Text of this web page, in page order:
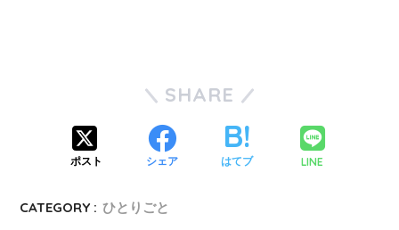
SHARE
ポスト シェア はてブ LINE
CATEGORY : ひとりごと